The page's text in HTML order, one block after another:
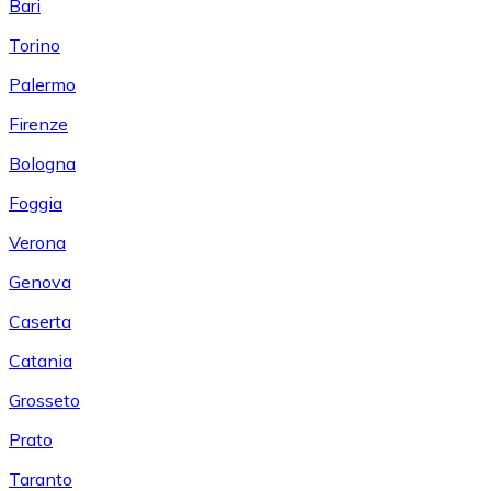
Bari
Torino
Palermo
Firenze
Bologna
Foggia
Verona
Genova
Caserta
Catania
Grosseto
Prato
Taranto